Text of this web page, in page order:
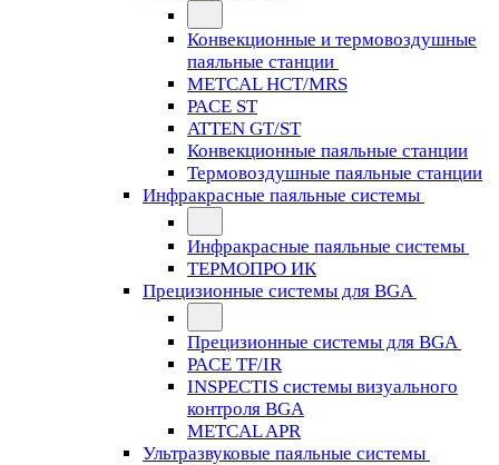
Конвекционные и термовоздушные
паяльные станции
METCAL HCT/MRS
PACE ST
ATTEN GT/ST
Конвекционные паяльные станции
Термовоздушные паяльные станции
Инфракрасные паяльные системы
Инфракрасные паяльные системы
ТЕРМОПРО ИК
Прецизионные системы для BGA
Прецизионные системы для BGA
PACE TF/IR
INSPECTIS системы визуального
контроля BGA
METCAL APR
Ультразвуковые паяльные системы